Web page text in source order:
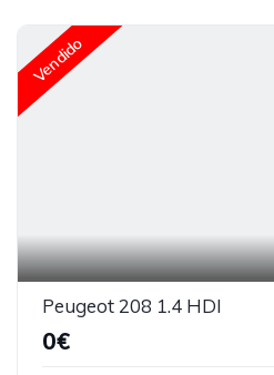
Vendido
Peugeot 208 1.4 HDI
0€